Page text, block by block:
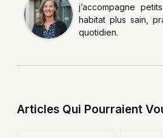
j’accompagne
habitat plus sain,
quotidien.
Articles Qui Pourraient